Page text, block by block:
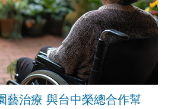
藝治療 與台中榮總合作幫